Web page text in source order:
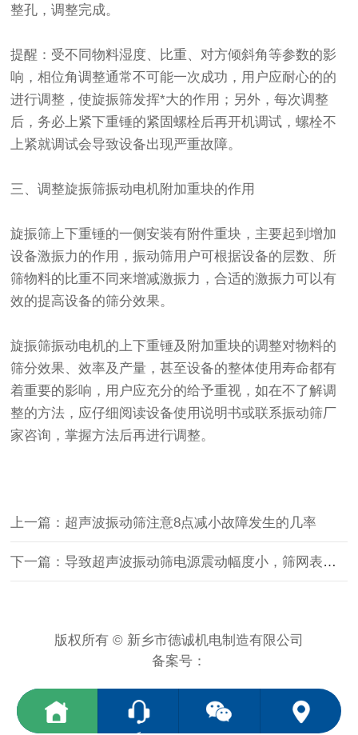
整孔，调整完成。
提醒：受不同物料湿度、比重、对方倾斜角等参数的影
响，相位角调整通常不可能一次成功，用户应耐心的的
进行调整，使旋振筛发挥*大的作用；另外，每次调整
后，务必上紧下重锤的紧固螺栓后再开机调试，螺栓不
上紧就调试会导致设备出现严重故障。
三、调整旋振筛振动电机附加重块的作用
旋振筛上下重锤的一侧安装有附件重块，主要起到增加
设备激振力的作用，振动筛用户可根据设备的层数、所
筛物料的比重不同来增减激振力，合适的激振力可以有
效的提高设备的筛分效果。
旋振筛振动电机的上下重锤及附加重块的调整对物料的
筛分效果、效率及产量，甚至设备的整体使用寿命都有
着重要的影响，用户应充分的给予重视，如在不了解调
整的方法，应仔细阅读设备使用说明书或联系振动筛厂
家咨询，掌握方法后再进行调整。
上一篇：超声波振动筛注意8点减小故障发生的几率
下一篇：导致超声波振动筛电源震动幅度小，筛网表面振幅弱问题的原因有几种
版权所有 © 新乡市德诚机电制造有限公司
备案号：